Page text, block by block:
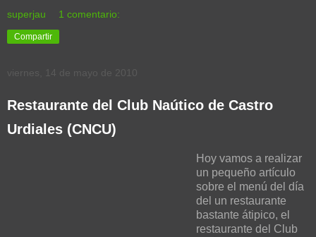
superjau 1 comentario:
Compartir
viernes, 14 de mayo de 2010
Restaurante del Club Naútico de Castro
Urdiales (CNCU)
Hoy vamos a realizar
un pequeño artículo
sobre el menú del día
del un restaurante
bastante átipico, el
restaurante del Club